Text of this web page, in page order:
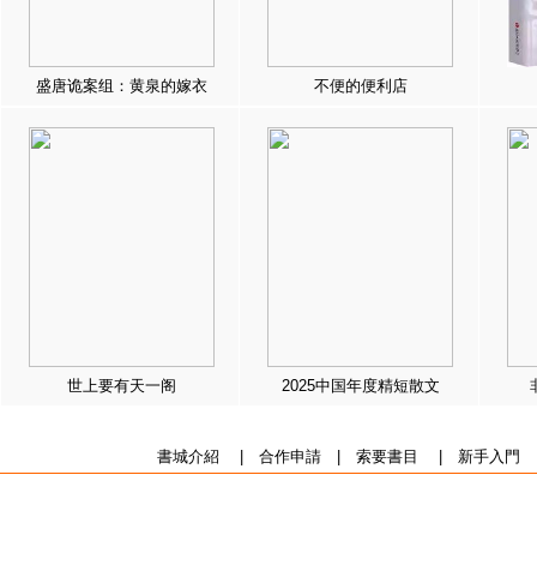
盛唐诡案组：黄泉的嫁衣 不便的便利店
世上要有天一阁 2025中国年度精短散文
書城介紹 合作申請| 索要書目 新手入門